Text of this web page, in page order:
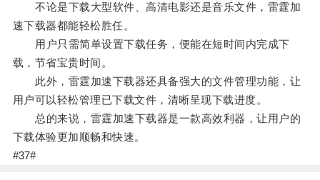
不论是下载大型软件、高清电影还是音乐文件，雷霆加
速下载器都能轻松胜任。
用户只需简单设置下载任务，便能在短时间内完成下
载，节省宝贵时间。
此外，雷霆加速下载器还具备强大的文件管理功能，让
用户可以轻松管理已下载文件，清晰呈现下载进度。
总的来说，雷霆加速下载器是一款高效利器，让用户的
下载体验更加顺畅和快速。
#37#